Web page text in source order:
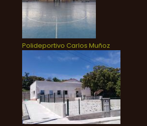
Polideportivo Carlos Muñoz